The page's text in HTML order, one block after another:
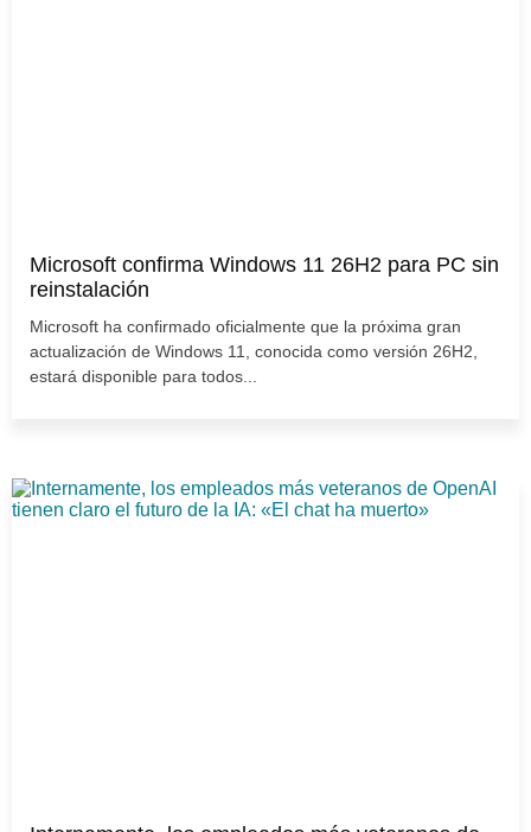
Microsoft confirma Windows 11 26H2 para PC sin
reinstalación
Microsoft ha confirmado oficialmente que la próxima gran
actualización de Windows 11, conocida como versión 26H2,
estará disponible para todos...